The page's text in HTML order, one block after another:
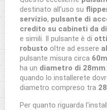
destinato all'uso su
servizio, pulsante di
credito su cabineti da
e simili. Il pulsante è di
robusto oltre ad essere
pulsante misura circa
ha un diametro di 28mm
quando lo installerete
diametro compreso tra
Per quanto riguarda